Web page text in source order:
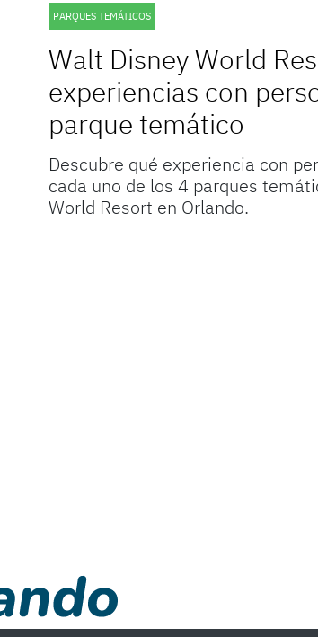
PARQUES TEMÁTICOS
Walt Disney World
experiencias con
parque temático
Descubre qué experiencia con
cada uno de los 4 parques
World Resort en Orlando.